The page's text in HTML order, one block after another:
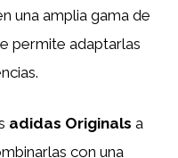
una amplia gama de
permite adaptarlas
adidas Originals a
con una